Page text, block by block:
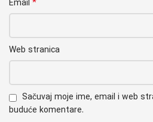
Email *
Web stranica
Sačuvaj moje ime, email i web
buduće komentare.